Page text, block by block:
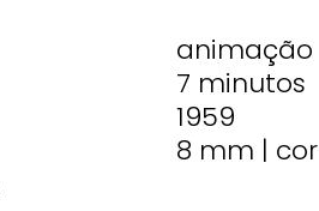
animação
7 minutos
1959
8 mm | cor